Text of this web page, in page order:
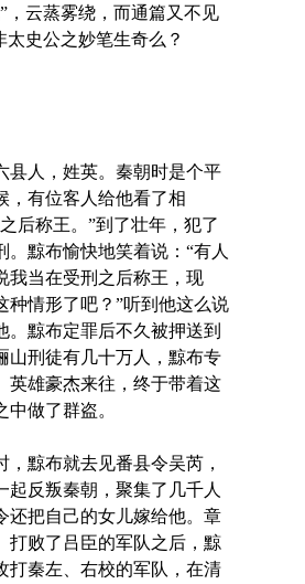
云蒸雾绕，而通篇又不见
太史公之妙笔生奇么？
人，姓英。秦朝时是个平
，有位客人给他看了相
后称王。”到了壮年，犯了
。黥布愉快地笑着说：“有人
我当在受刑之后称王，现
种情形了吧？”听到他这么说
。黥布定罪后不久被押送到
山刑徒有几十万人，黥布专
英雄豪杰来往，终于带着这
做了群盗。
黥布就去见番县令吴芮，
起反叛秦朝，聚集了几千人
还把自己的女儿嫁给他。章
打败了吕臣的军队之后，黥
打秦左、右校的军队，在清